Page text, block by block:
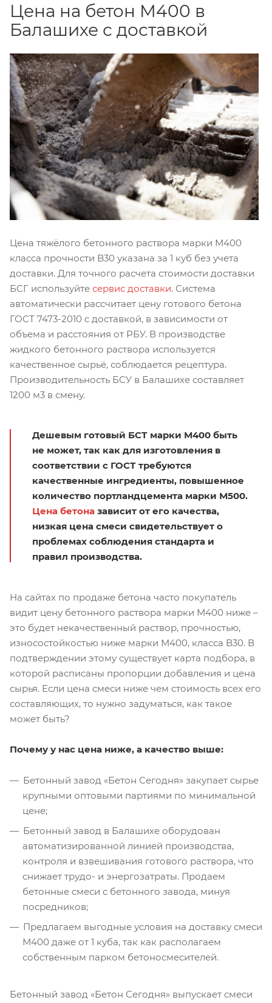
Цена на бетон М400 в
Балашихе с доставкой
Цена тяжёлого бетонного раствора марки М400
класса прочности B30 указана за 1 куб без учета
доставки. Для точного расчета стоимости доставки
БСГ используйте сервис доставки. Система
автоматически рассчитает цену готового бетона
ГОСТ 7473-2010 с доставкой, в зависимости от
объема и расстояния от РБУ. В производстве
жидкого бетонного раствора используется
качественное сырьё, соблюдается рецептура.
Производительность БСУ в Балашихе составляет
1200 м3 в смену.
Дешевым готовый БСТ марки М400 быть
не может, так как для изготовления в
соответствии с ГОСТ требуются
качественные ингредиенты, повышенное
количество портландцемента марки М500.
Цена бетона зависит от его качества,
низкая цена смеси свидетельствует о
проблемах соблюдения стандарта и
правил производства.
На сайтах по продаже бетона часто покупатель
видит цену бетонного раствора марки М400 ниже –
это будет некачественный раствор, прочностью,
износостойкостью ниже марки М400, класса B30. В
подтверждении этому существует карта подбора, в
которой расписаны пропорции добавления и цена
сырья. Если цена смеси ниже чем стоимость всех его
составляющих, то нужно задуматься, как такое
может быть?
Почему у нас цена ниже, а качество выше:
Бетонный завод «Бетон Сегодня» закупает сырье
крупными оптовыми партиями по минимальной
цене;
Бетонный завод в Балашихе оборудован
автоматизированной линией производства,
контроля и взвешивания готового раствора, что
снижает трудо- и энергозатраты. Продаем
бетонные смеси с бетонного завода, минуя
посредников;
Предлагаем выгодные условия на доставку смеси
М400 даже от 1 куба, так как располагаем
собственным парком бетоносмесителей.
Бетонный завод «Бетон Сегодня» выпускает смеси